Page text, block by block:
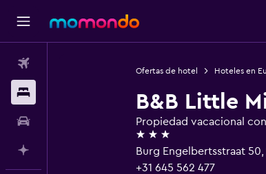
Ofertas de hotel Hoteles en
B&B Little
Propiedad vacacional
3 estrellas
Burg Engelbertsstraat
+31 645 562 477